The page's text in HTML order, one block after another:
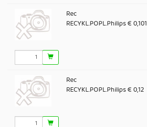
Rec
RECYKL.POPL.Philips € 0,101
Rec
RECYKL.POPL.Philips € 0,12